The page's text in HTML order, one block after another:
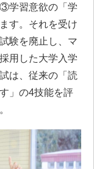
学習意欲の「学
す。それを受け
験を廃止し、マ
用した大学入学
は、従来の「読
」の4技能を評